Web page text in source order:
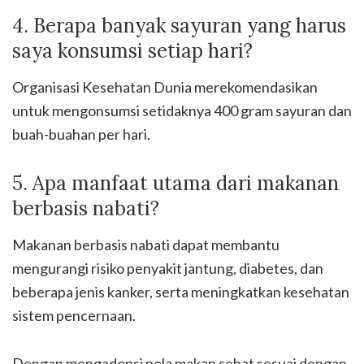
4. Berapa banyak sayuran yang harus
saya konsumsi setiap hari?
Organisasi Kesehatan Dunia merekomendasikan
untuk mengonsumsi setidaknya 400 gram sayuran dan
buah-buahan per hari.
5. Apa manfaat utama dari makanan
berbasis nabati?
Makanan berbasis nabati dapat membantu
mengurangi risiko penyakit jantung, diabetes, dan
beberapa jenis kanker, serta meningkatkan kesehatan
sistem pencernaan.